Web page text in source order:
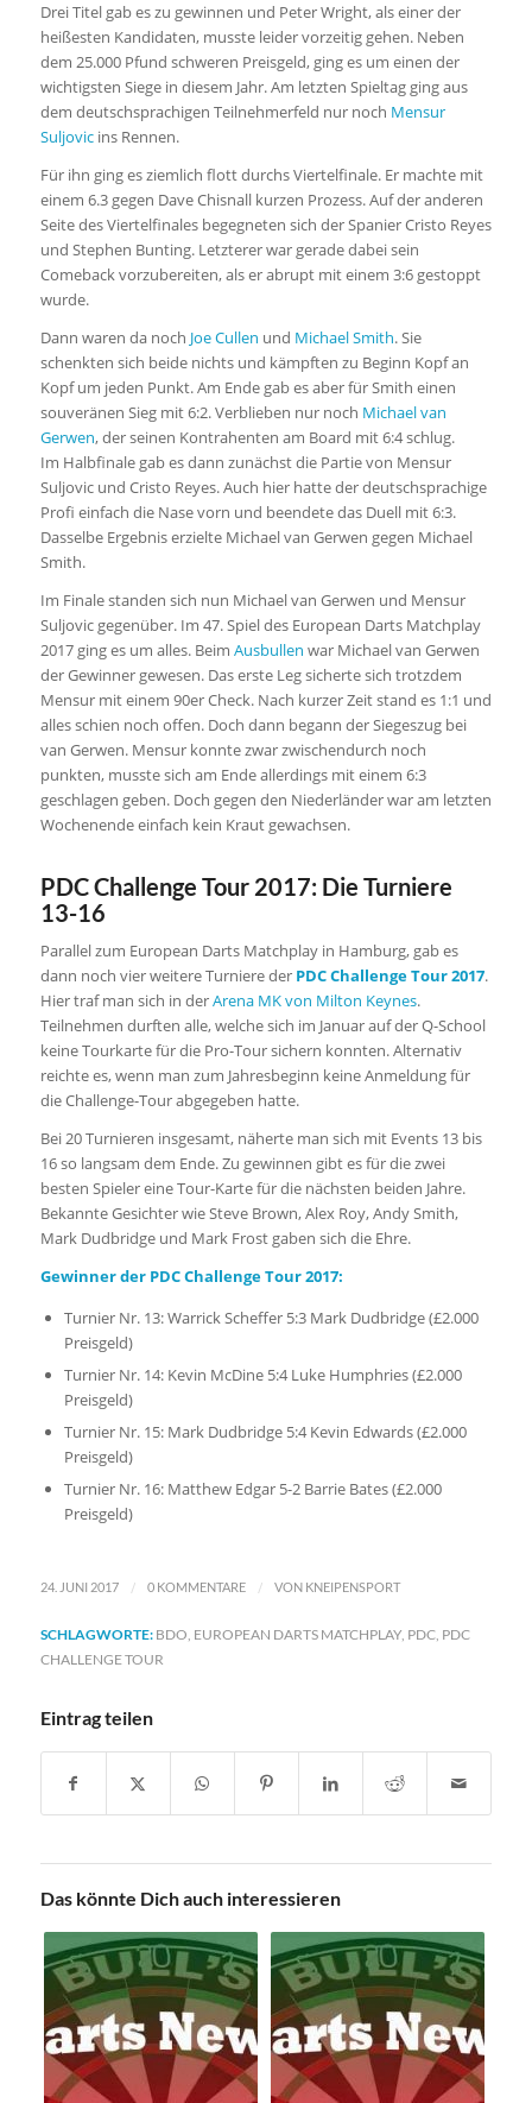
Drei Titel gab es zu gewinnen und Peter Wright, als einer der
heißesten Kandidaten, musste leider vorzeitig gehen. Neben
dem 25.000 Pfund schweren Preisgeld, ging es um einen der
wichtigsten Siege in diesem Jahr. Am letzten Spieltag ging aus
dem deutschsprachigen Teilnehmerfeld nur noch Mensur
Suljovicins Rennen.
Für ihn ging es ziemlich flott durchs Viertelfinale. Er machte mit
einem 6.3 gegen Dave Chisnall kurzen Prozess. Auf der anderen
Seite des Viertelfinales begegneten sich der Spanier Cristo Reyes
und Stephen Bunting. Letzterer war gerade dabei sein
Comeback vorzubereiten, als er abrupt mit einem 3:6 gestoppt
wurde.
Dann waren da noch Joe Cullen und Michael Smith. Sie
schenkten sich beide nichts und kämpften zu Beginn Kopf an
Kopf um jeden Punkt. Am Ende gab es aber für Smith einen
souveränen Sieg mit 6:2. Verblieben nur noch Michael van
Gerwen, der seinen Kontrahenten am Board mit 6:4 schlug.
Im Halbfinale gab es dann zunächst die Partie von Mensur
Suljovic und Cristo Reyes. Auch hier hatte der deutschsprachige
Profi einfach die Nase vorn und beendete das Duell mit 6:3.
Dasselbe Ergebnis erzielte Michael van Gerwen gegen Michael
Smith.
Im Finale standen sich nun Michael van Gerwen und Mensur
Suljovic gegenüber. Im 47. Spiel des European Darts Matchplay
2017 ging es um alles. Beim Ausbullen war Michael van Gerwen
der Gewinner gewesen. Das erste Leg sicherte sich trotzdem
Mensur mit einem 90er Check. Nach kurzer Zeit stand es 1:1 und
alles schien noch offen. Doch dann begann der Siegeszug bei
van Gerwen. Mensur konnte zwar zwischendurch noch
punkten, musste sich am Ende allerdings mit einem 6:3
geschlagen geben. Doch gegen den Niederländer war am letzten
Wochenende einfach kein Kraut gewachsen.
PDC Challenge Tour 2017: Die Turniere
13-16
Parallel zum European Darts Matchplay in Hamburg, gab es
dann noch vier weitere Turniere der PDC Challenge Tour 2017.
Hier traf man sich in derArena MK von Milton Keynes.
Teilnehmen durften alle, welche sich im Januar auf der Q-School
keine Tourkarte für die Pro-Tour sichern konnten. Alternativ
reichte es, wenn man zum Jahresbeginn keine Anmeldung für
die Challenge-Tour abgegeben hatte.
Bei 20 Turnieren insgesamt, näherte man sich mit Events 13 bis
16 so langsam dem Ende. Zu gewinnen gibt es für die zwei
besten Spieler eine Tour-Karte für die nächsten beiden Jahre.
Bekannte Gesichter wie Steve Brown, Alex Roy, Andy Smith,
Mark Dudbridge und Mark Frost gaben sich die Ehre.
Gewinner der PDC Challenge Tour 2017:
Turnier Nr. 13: Warrick Scheffer 5:3 Mark Dudbridge (£2.000
Preisgeld)
Turnier Nr. 14: Kevin McDine 5:4 Luke Humphries (£2.000
Preisgeld)
Turnier Nr. 15: Mark Dudbridge 5:4 Kevin Edwards (£2.000
Preisgeld)
Turnier Nr. 16: Matthew Edgar 5-2 Barrie Bates (£2.000
Preisgeld)
24. JUNI 2017 / 0 KOMMENTARE / VON KNEIPENSPORT
SCHLAGWORTE: BDO EUROPEAN DARTS MATCHPLAY, PDC, PDC
CHALLENGE TOUR
Eintrag teilen
Das könnte Dich auch interessieren